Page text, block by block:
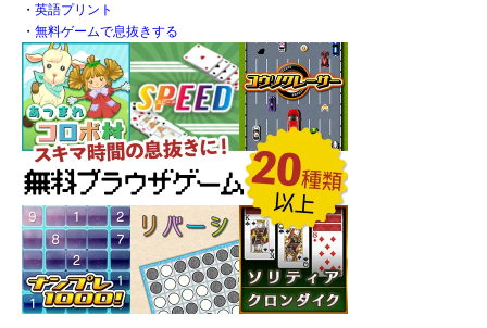
・ 英語プリント
・ 無料ゲームで息抜きする